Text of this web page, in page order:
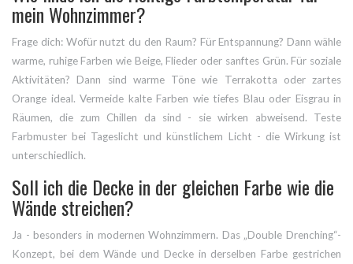
mein Wohnzimmer?
Frage dich: Wofür nutzt du den Raum? Für Entspannung? Dann wähle
warme, ruhige Farben wie Beige, Flieder oder sanftes Grün. Für soziale
Aktivitäten? Dann sind warme Töne wie Terrakotta oder zartes
Orange ideal. Vermeide kalte Farben wie tiefes Blau oder Eisgrau in
Räumen, die zum Chillen da sind - sie wirken abweisend. Teste
Farbmuster bei Tageslicht und künstlichem Licht - die Wirkung ist
unterschiedlich.
Soll ich die Decke in der gleichen Farbe wie die
Wände streichen?
Ja - besonders in modernen Wohnzimmern. Das „Double Drenching“-
Konzept, bei dem Wände und Decke in derselben Farbe gestrichen